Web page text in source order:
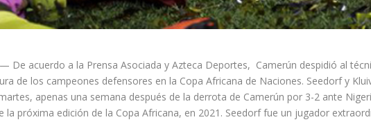
De acuerdo a la Prensa Asociada y Azteca Deportes, Camerún despidió al
de los campeones defensores en la Copa Africana de Naciones. Seedorf y
apenas una semana después de la derrota de Camerún por 3-2 ante
la próxima edición de la Copa Africana, en 2021. Seedorf fue un jugador